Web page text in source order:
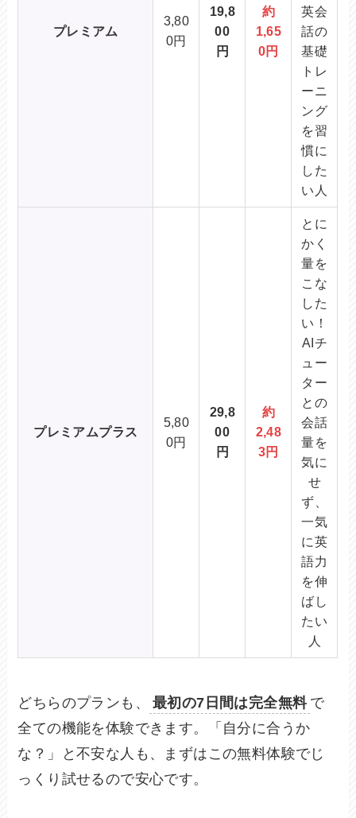
プレミアム
3,80
0円
19,8
00
円
約
1,65
0円
英会
話の
基礎
トレ
ーニ
ング
を習
慣に
した
い人
プレミアムプラス
5,80
0円
29,8
00
円
約
2,48
3円
とに
かく
量を
こな
した
い！
AIチ
ュー
ター
との
会話
量を
気に
せ
ず、
一気
に英
語力
を伸
ばし
たい
人
どちらのプランも、 最初の7日間は完全無料 で
全ての機能を体験できます。「自分に合うか
な？」と不安な人も、まずはこの無料体験でじ
っくり試せるので安心です。